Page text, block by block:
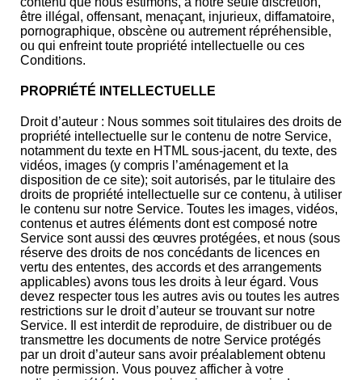
être illégal, offensant, menaçant, injurieux, diffamatoire,
pornographique, obscène ou autrement répréhensible,
ou qui enfreint toute propriété intellectuelle ou ces
Conditions.
PROPRIÉTÉ INTELLECTUELLE
Droit d’auteur : Nous sommes soit titulaires des droits de
propriété intellectuelle sur le contenu de notre Service,
notamment du texte en HTML sous-jacent, du texte, des
vidéos, images (y compris l’aménagement et la
disposition de ce site); soit autorisés, par le titulaire des
droits de propriété intellectuelle sur ce contenu, à utiliser
le contenu sur notre Service. Toutes les images, vidéos,
contenus et autres éléments dont est composé notre
Service sont aussi des œuvres protégées, et nous (sous
réserve des droits de nos concédants de licences en
vertu des ententes, des accords et des arrangements
applicables) avons tous les droits à leur égard. Vous
devez respecter tous les autres avis ou toutes les autres
restrictions sur le droit d’auteur se trouvant sur notre
Service. Il est interdit de reproduire, de distribuer ou de
transmettre les documents de notre Service protégés
par un droit d’auteur sans avoir préalablement obtenu
notre permission. Vous pouvez afficher à votre